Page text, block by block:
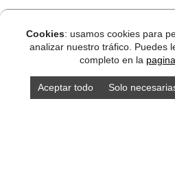
Cookies: usamos cookies para
analizar nuestro tráfico. Puedes
completo en la
Aceptar todo Solo